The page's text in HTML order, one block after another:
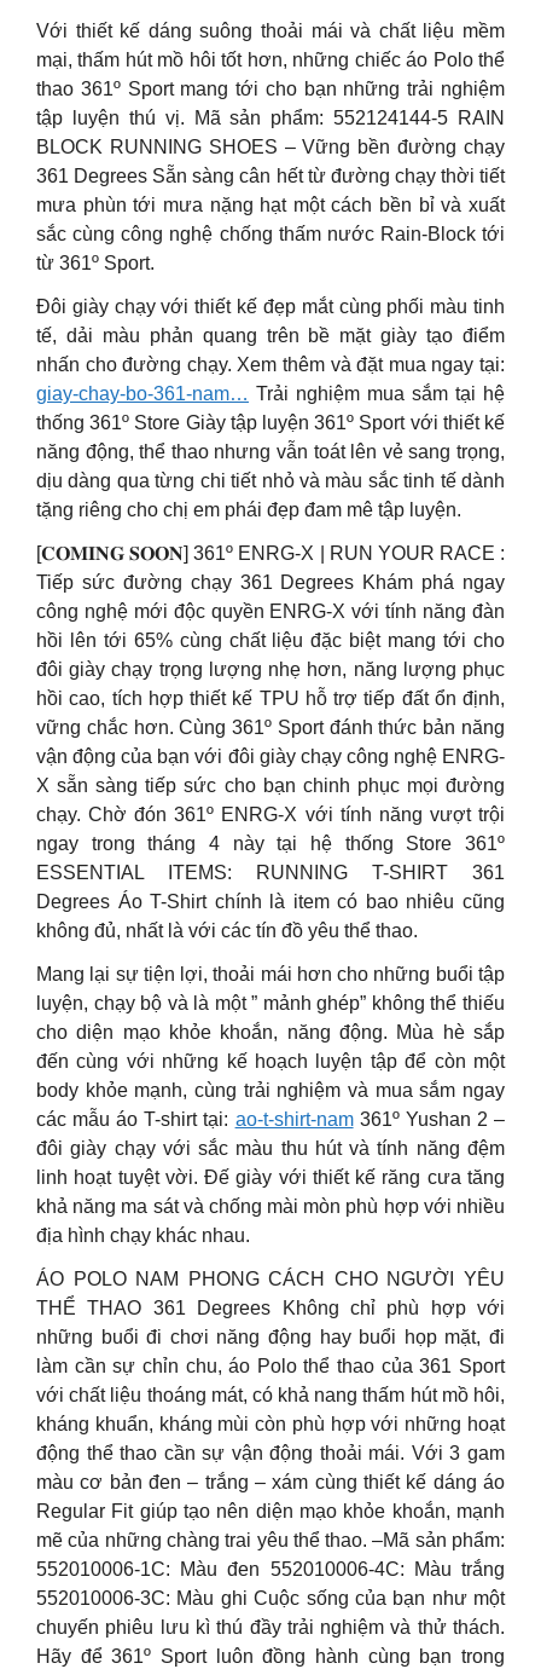
Với thiết kế dáng suông thoải mái và chất liệu mềm
mại, thấm hút mồ hôi tốt hơn, những chiếc áo Polo thể
thao 361º Sport mang tới cho bạn những trải nghiệm
tập luyện thú vị. Mã sản phẩm: 552124144-5 RAIN
BLOCK RUNNING SHOES – Vững bền đường chạy
361 Degrees Sẵn sàng cân hết từ đường chạy thời tiết
mưa phùn tới mưa nặng hạt một cách bền bỉ và xuất
sắc cùng công nghệ chống thấm nước Rain-Block tới
từ 361º Sport.
Đôi giày chạy với thiết kế đẹp mắt cùng phối màu tinh
tế, dải màu phản quang trên bề mặt giày tạo điểm
nhấn cho đường chạy. Xem thêm và đặt mua ngay tại:
giay-chay-bo-361-nam… Trải nghiệm mua sắm tại hệ
thống 361º Store Giày tập luyện 361º Sport với thiết kế
năng động, thể thao nhưng vẫn toát lên vẻ sang trọng,
dịu dàng qua từng chi tiết nhỏ và màu sắc tinh tế dành
tặng riêng cho chị em phái đẹp đam mê tập luyện.
[𝐂𝐎𝐌𝐈𝐍𝐆 𝐒𝐎𝐎𝐍] 361º ENRG-X | RUN YOUR RACE :
Tiếp sức đường chạy 361 Degrees Khám phá ngay
công nghệ mới độc quyền ENRG-X với tính năng đàn
hồi lên tới 65% cùng chất liệu đặc biệt mang tới cho
đôi giày chạy trọng lượng nhẹ hơn, năng lượng phục
hồi cao, tích hợp thiết kế TPU hỗ trợ tiếp đất ổn định,
vững chắc hơn. Cùng 361º Sport đánh thức bản năng
vận động của bạn với đôi giày chạy công nghệ ENRG-
X sẵn sàng tiếp sức cho bạn chinh phục mọi đường
chạy. Chờ đón 361º ENRG-X với tính năng vượt trội
ngay trong tháng 4 này tại hệ thống Store 361º
ESSENTIAL ITEMS: RUNNING T-SHIRT 361
Degrees Áo T-Shirt chính là item có bao nhiêu cũng
không đủ, nhất là với các tín đồ yêu thể thao.
Mang lại sự tiện lợi, thoải mái hơn cho những buổi tập
luyện, chạy bộ và là một ” mảnh ghép” không thể thiếu
cho diện mạo khỏe khoắn, năng động. Mùa hè sắp
đến cùng với những kế hoạch luyện tập để còn một
body khỏe mạnh, cùng trải nghiệm và mua sắm ngay
các mẫu áo T-shirt tại: ao-t-shirt-nam361º Yushan 2 –
đôi giày chạy với sắc màu thu hút và tính năng đệm
linh hoạt tuyệt vời. Đế giày với thiết kế răng cưa tăng
khả năng ma sát và chống mài mòn phù hợp với nhiều
địa hình chạy khác nhau.
ÁO POLO NAM PHONG CÁCH CHO NGƯỜI YÊU
THỂ THAO 361 Degrees Không chỉ phù hợp với
những buổi đi chơi năng động hay buổi họp mặt, đi
làm cần sự chỉn chu, áo Polo thể thao của 361 Sport
với chất liệu thoáng mát, có khả nang thấm hút mồ hôi,
kháng khuẩn, kháng mùi còn phù hợp với những hoạt
động thể thao cần sự vận động thoải mái. Với 3 gam
màu cơ bản đen – trắng – xám cùng thiết kế dáng áo
Regular Fit giúp tạo nên diện mạo khỏe khoắn, mạnh
mẽ của những chàng trai yêu thể thao.–Mã sản phẩm:
552010006-1C: Màu đen 552010006-4C: Màu trắng
552010006-3C: Màu ghi Cuộc sống của bạn như một
chuyến phiêu lưu kì thú đầy trải nghiệm và thử thách.
Hãy để 361º Sport luôn đồng hành cùng bạn trong